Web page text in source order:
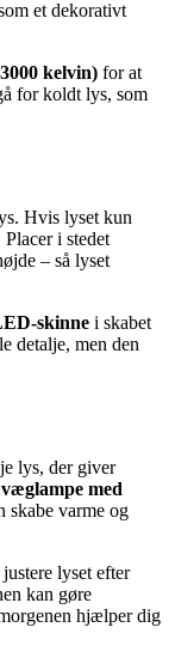
et dekorativt
kelvin) for at
for koldt lys, som
Hvis lyset kun
i stedet
– så lyset
skinne i skabet
detalje, men den
lys, der giver
med
skabe varme og
lyset efter
kan gøre
hjælper dig